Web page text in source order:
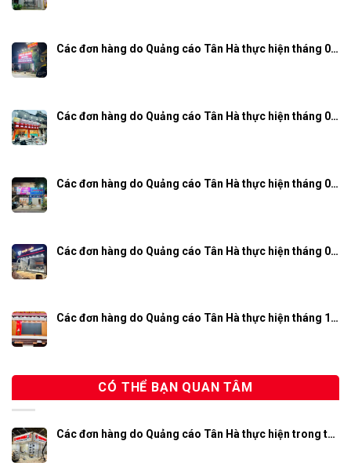
Các đơn hàng do Quảng cáo Tân Hà thực hiện tháng 0…
Các đơn hàng do Quảng cáo Tân Hà thực hiện tháng 0…
Các đơn hàng do Quảng cáo Tân Hà thực hiện tháng 0…
Các đơn hàng do Quảng cáo Tân Hà thực hiện tháng 0…
Các đơn hàng do Quảng cáo Tân Hà thực hiện tháng 1…
CÓ THỂ BẠN QUAN TÂM
Các đơn hàng do Quảng cáo Tân Hà thực hiện trong t…